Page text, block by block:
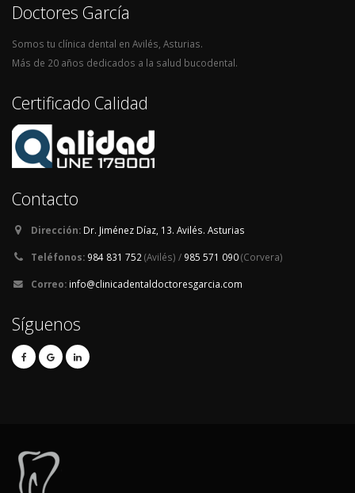
Doctores García
Somos tu clínica dental en Avilés, Asturias.
Más de 20 años dedicados a la salud bucodental.
Certificado Calidad
Contacto
Dirección: Dr. Jiménez Díaz, 13. Avilés. Asturias
Teléfonos: 984 831 752(Avilés) / 985 571 090(Corvera)
Correo: info@clinicadentaldoctoresgarcia.com
Síguenos